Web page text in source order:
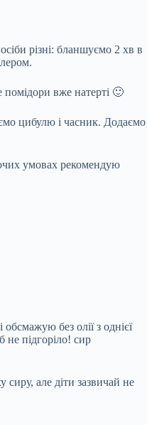
різні: бланшуємо 2 хв в
помідори вже натерті 🙂
цибулю і часник. Додаємо
умовах рекомендую
обсмажую без олії з однієї
підгоріло! сир
сиру, але діти зазвичай не